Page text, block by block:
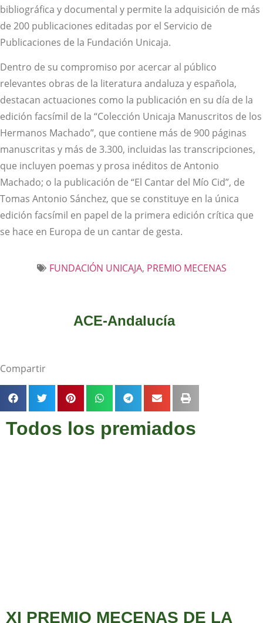
bibliográfica y documental y permite la adquisición de más
de 200 publicaciones editadas por el Servicio de
Publicaciones de la Fundación Unicaja.
Dentro de su compromiso por acercar al público
relevantes obras de la literatura andaluza y española,
destacan actuaciones como la publicación en su día de la
edición facsímil de la “Colección Unicaja Manuscritos de los
Hermanos Machado”, que contiene más de 900 páginas
manuscritas y más de 3.300, incluidas las transcripciones,
que incluyen poemas y prosa inéditos de Antonio
Machado; o la publicación de “El Cantar del Mío Cid”, de
Tomas Antonio Sánchez, que se constituye en la única
edición facsímil en papel de la primera edición crítica que
se hace en Europa de un cantar de gesta.
FUNDACIÓN UNICAJA, PREMIO MECENAS
ACE-Andalucía
Compartir
Todos los premiados
XI PREMIO MECENAS DE LA